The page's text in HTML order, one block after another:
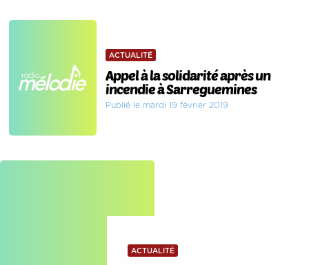
ACTUALITÉ
Appel à la solidarité après un
incendie à Sarreguemines
Publié le mardi 19 février 2019
ACTUALITÉ